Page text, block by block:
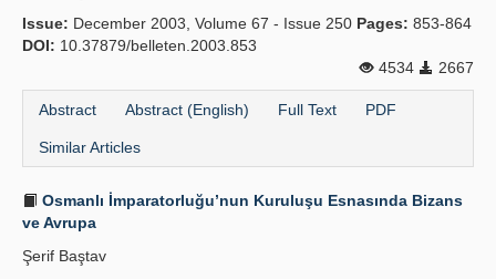
Issue: December 2003, Volume 67 - Issue 250 Pages: 853-864
DOI: 10.37879/belleten.2003.853
4534
2667
Abstract Abstract (English) Full Text PDF
Similar Articles
Osmanlı İmparatorluğu’nun Kuruluşu Esnasında Bizans
ve Avrupa
Şerif Baştav